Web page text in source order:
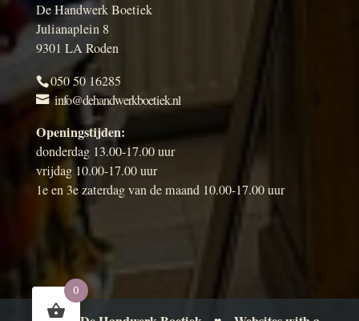
De Handwerk Boetiek
Julianaplein 8
9301 LA Roden
050 50 16285
info@dehandwerkboetiek.nl
Openingstijden:
donderdag 13.00-17.00 uur
vrijdag 10.00-17.00 uur
1e en 3e zaterdag van de maand 10.00-17.00 uur
0